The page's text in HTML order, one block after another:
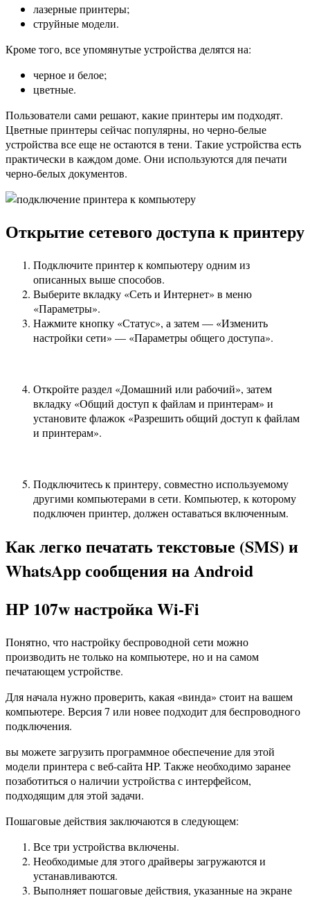
лазерные принтеры;
струйные модели.
Кроме того, все упомянутые устройства делятся на:
черное и белое;
цветные.
Пользователи сами решают, какие принтеры им подходят.
Цветные принтеры сейчас популярны, но черно-белые
устройства все еще не остаются в тени. Такие устройства есть
практически в каждом доме. Они используются для печати
черно-белых документов.
Открытие сетевого доступа к принтеру
Подключите принтер к компьютеру одним из
описанных выше способов.
Выберите вкладку «Сеть и Интернет» в меню
«Параметры».
Нажмите кнопку «Статус», а затем — «Изменить
настройки сети» — «Параметры общего доступа».
Откройте раздел «Домашний или рабочий», затем
вкладку «Общий доступ к файлам и принтерам» и
установите флажок «Разрешить общий доступ к файлам
и принтерам».
Подключитесь к принтеру, совместно используемому
другими компьютерами в сети. Компьютер, к которому
подключен принтер, должен оставаться включенным.
Как легко печатать текстовые (SMS) и
WhatsApp сообщения на Android
HP 107w настройка Wi-Fi
Понятно, что настройку беспроводной сети можно
производить не только на компьютере, но и на самом
печатающем устройстве.
Для начала нужно проверить, какая «винда» стоит на вашем
компьютере. Версия 7 или новее подходит для беспроводного
подключения.
вы можете загрузить программное обеспечение для этой
модели принтера с веб-сайта HP. Также необходимо заранее
позаботиться о наличии устройства с интерфейсом,
подходящим для этой задачи.
Пошаговые действия заключаются в следующем:
Все три устройства включены.
Необходимые для этого драйверы загружаются и
устанавливаются.
Выполняет пошаговые действия, указанные на экране